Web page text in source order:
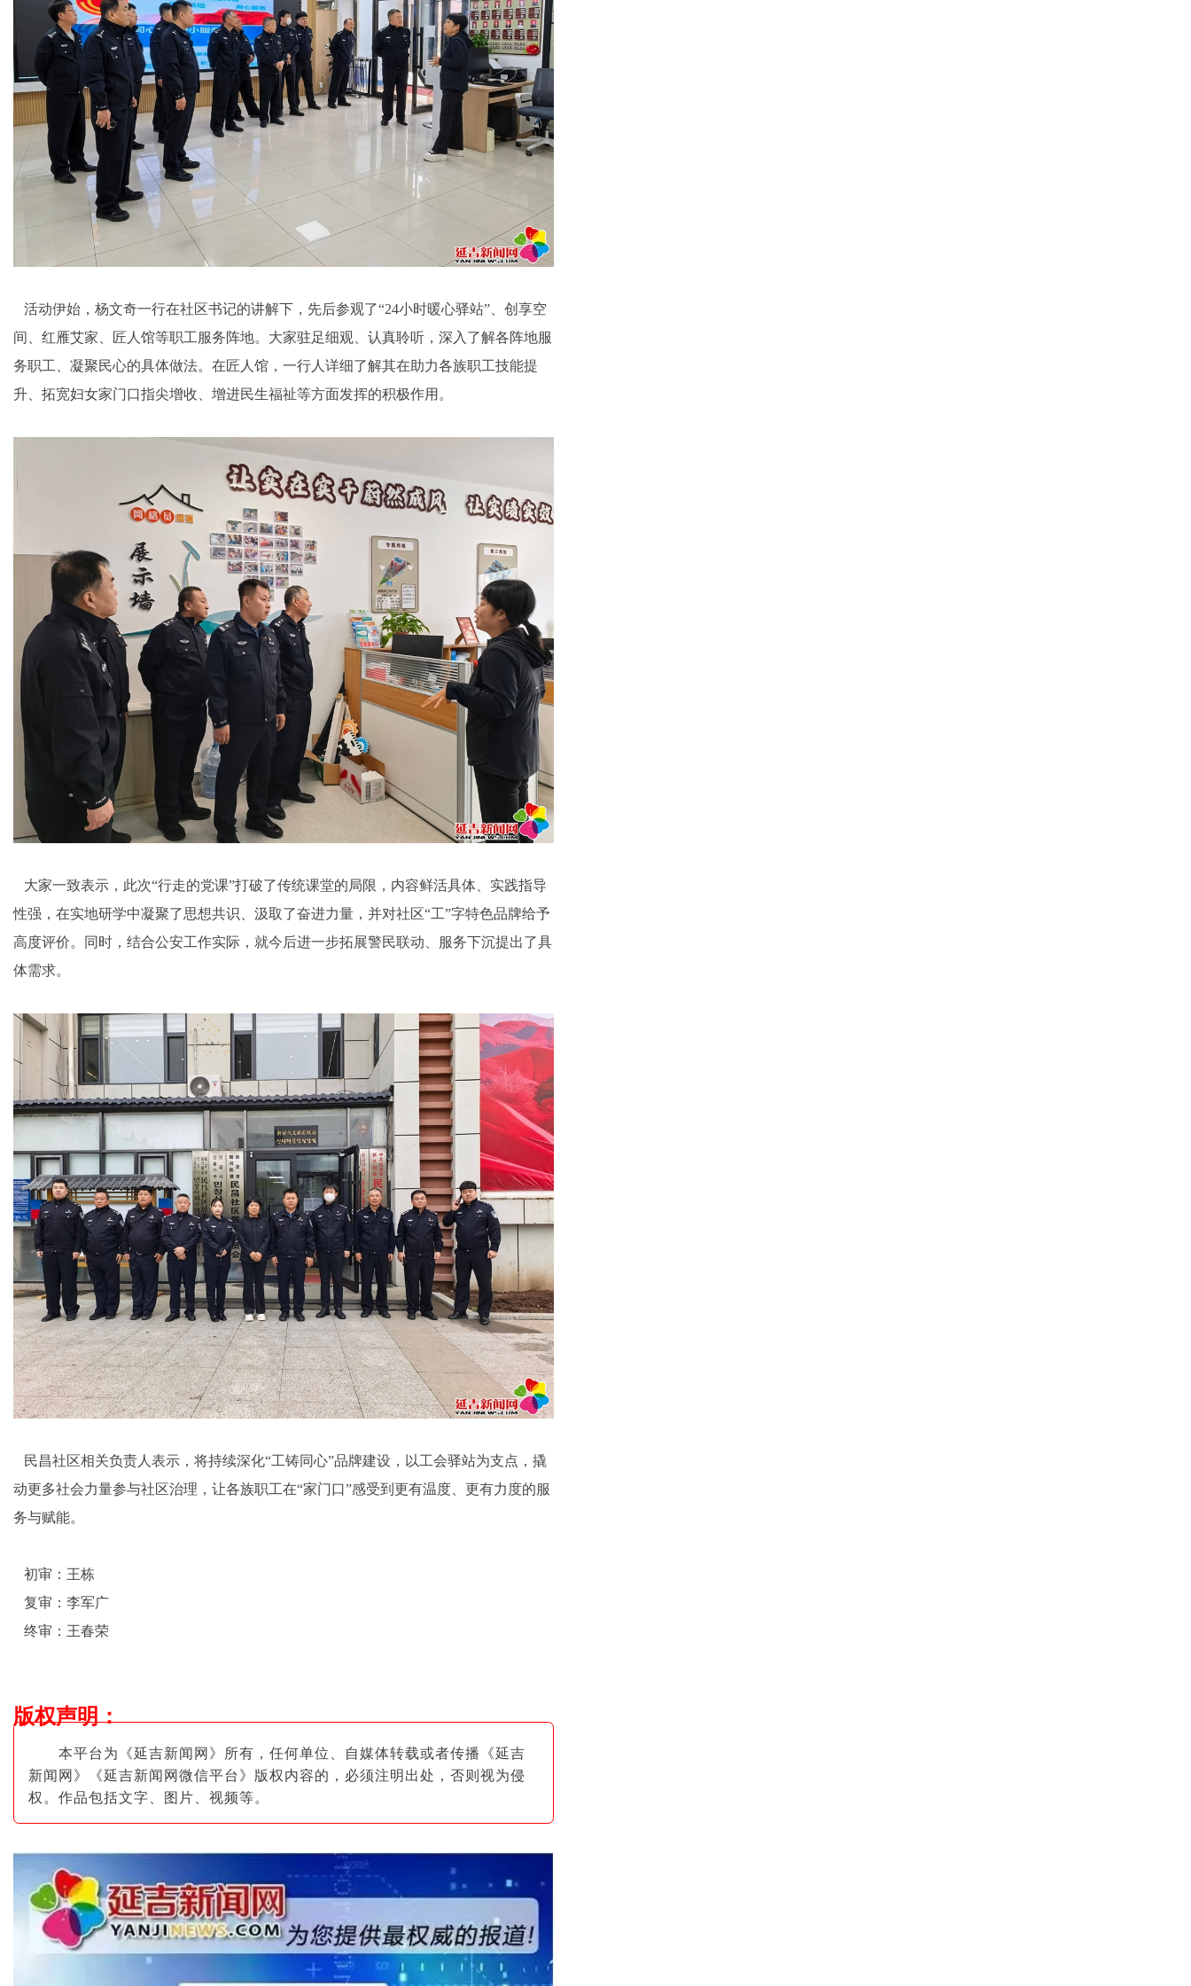
活动伊始，杨文奇一行在社区书记的讲解下，先后参观了“24小时暖心驿站”、创享空
间、红雁艾家、匠人馆等职工服务阵地。大家驻足细观、认真聆听，深入了解各阵地服
务职工、凝聚民心的具体做法。在匠人馆，一行人详细了解其在助力各族职工技能提
升、拓宽妇女家门口指尖增收、增进民生福祉等方面发挥的积极作用。
大家一致表示，此次“行走的党课”打破了传统课堂的局限，内容鲜活具体、实践指导
性强，在实地研学中凝聚了思想共识、汲取了奋进力量，并对社区“工”字特色品牌给予
高度评价。同时，结合公安工作实际，就今后进一步拓展警民联动、服务下沉提出了具
体需求。
民昌社区相关负责人表示，将持续深化“工铸同心”品牌建设，以工会驿站为支点，撬
动更多社会力量参与社区治理，让各族职工在“家门口”感受到更有温度、更有力度的服
务与赋能。
初审：王栋
复审：李军广
终审：王春荣
版权声明：
本平台为《延吉新闻网》所有，任何单位、自媒体转载或者传播《延吉
新闻网》《延吉新闻网微信平台》版权内容的，必须注明出处，否则视为侵
权。作品包括文字、图片 、视频等。